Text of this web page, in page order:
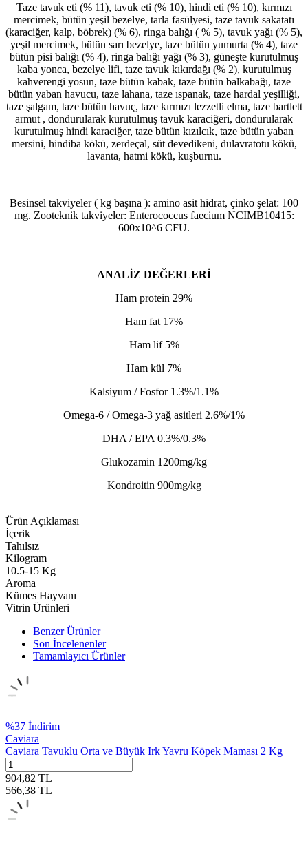
Taze tavuk eti (% 11), tavuk eti (% 10), hindi eti (% 10), kırmızı
mercimek, bütün yeşil bezelye, tarla fasülyesi, taze tavuk sakatatı
(karaciğer, kalp, böbrek) (% 6), ringa balığı ( % 5), tavuk yağı (% 5),
yeşil mercimek, bütün sarı bezelye, taze bütün yumurta (% 4), taze
bütün pisi balığı (% 4), ringa balığı yağı (% 3), güneşte kurutulmuş
kaba yonca, bezelye lifi, taze tavuk kıkırdağı (% 2), kurutulmuş
kahverengi yosun, taze bütün kabak, taze bütün balkabağı, taze
bütün yaban havucu, taze lahana, taze ıspanak, taze hardal yeşilliği,
taze şalgam, taze bütün havuç, taze kırmızı lezzetli elma, taze bartlett
armut , dondurularak kurutulmuş tavuk karaciğeri, dondurularak
kurutulmuş hindi karaciğer, taze bütün kızılcık, taze bütün yaban
mersini, hindiba kökü, zerdeçal, süt devedikeni, dulavratotu kökü,
lavanta, hatmi kökü, kuşburnu.
Besinsel takviyeler ( kg başına ): amino asit hidrat, çinko şelat: 100
mg. Zooteknik takviyeler: Enterococcus faecium NCIMB10415:
600x10^6 CFU.
ANALİZ DEĞERLERİ
Ham protein 29%
Ham fat 17%
Ham lif 5%
Ham kül 7%
Kalsiyum / Fosfor 1.3%/1.1%
Omega-6 / Omega-3 yağ asitleri 2.6%/1%
DHA / EPA 0.3%/0.3%
Glukozamin 1200mg/kg
Kondroitin 900mg/kg
Ürün Açıklaması
İçerik
Tahılsız
Kilogram
10.5-15 Kg
Aroma
Kümes Hayvanı
Vitrin Ürünleri
Benzer Ürünler
Son İncelenenler
Tamamlayıcı Ürünler
%37 İndirim
Caviara
Caviara Tavuklu Orta ve Büyük Irk Yavru Köpek Maması 2 Kg
904,82 TL
566,38 TL